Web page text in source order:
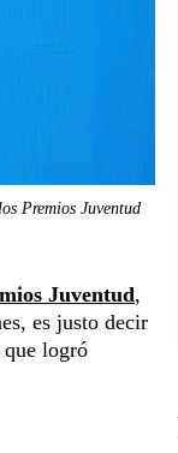
Premios Juventud
Juventud,
es justo decir
logró